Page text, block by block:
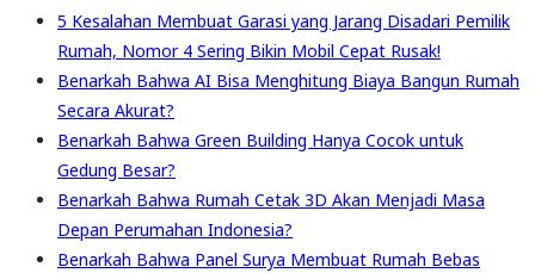
5 Kesalahan Membuat Garasi yang Jarang Disadari Pemilik
Rumah, Nomor 4 Sering Bikin Mobil Cepat Rusak!
Benarkah Bahwa AI Bisa Menghitung Biaya Bangun Rumah
Secara Akurat?
Benarkah Bahwa Green Building Hanya Cocok untuk
Gedung Besar?
Benarkah Bahwa Rumah Cetak 3D Akan Menjadi Masa
Depan Perumahan Indonesia?
Benarkah Bahwa Panel Surya Membuat Rumah Bebas